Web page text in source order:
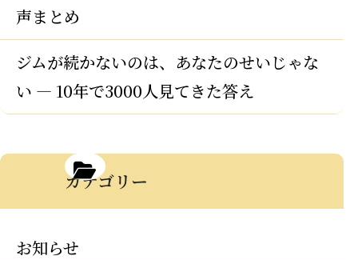
声まとめ
ジムが続かないのは、あなたのせいじゃな
い — 10年で3000人見てきた答え
カテゴリー
お知らせ